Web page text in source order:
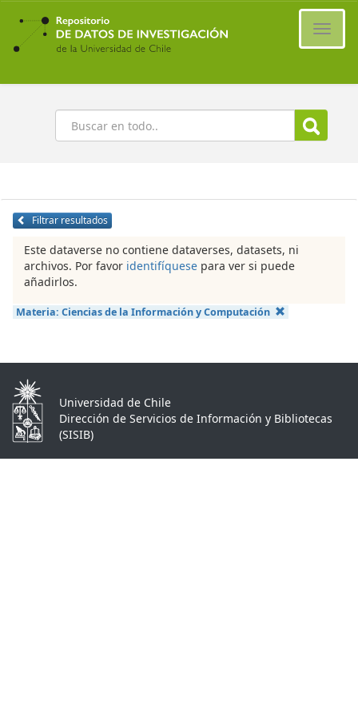
Ir
contenido
principal
Buscar
Filtrar resultados
Este dataverse no contiene dataverses, datasets, ni
archivos. Por favor identifíquese para ver si puede
añadirlos.
Materia: Ciencias de la Información y Computación
Universidad de Chile
Dirección de Servicios de Información y Bibliotecas
(SISIB)